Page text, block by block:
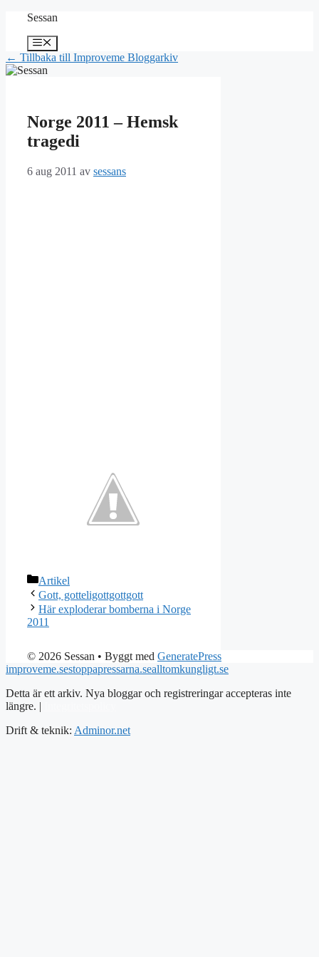
Hoppa
innehåll
Sessan
Meny
← Tillbaka till Improveme Bloggarkiv
Norge 2011 – Hemsk
tragedi
6 aug 2011 av sessans
Kategorier
Artikel
Gott, gotteligottgottgott
Här exploderar bomberna i Norge
2011
© 2026 Sessan • Byggt med GeneratePress
improveme.sestoppapressarna.sealltomkungligt.se
Detta är ett arkiv. Nya bloggar och registreringar accepteras inte
längre. |
Drift & teknik: Adminor.net